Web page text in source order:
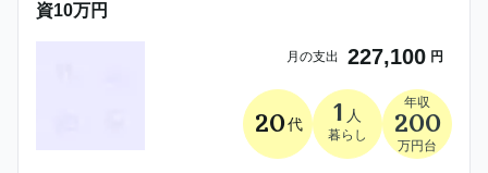
資10万円
月の支出 227,100 円
20代 1 人
暮らし
年収
200
万円台